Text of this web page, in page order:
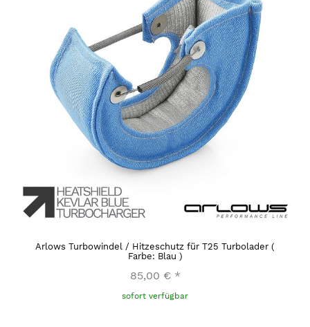
Arlows Turbowindel / Hitzeschutz für T25 Turbolader (
Farbe: Blau )
85,00 € *
sofort verfügbar